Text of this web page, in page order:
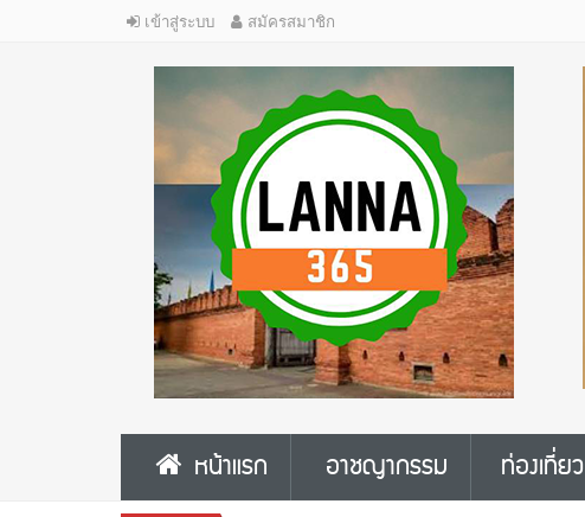
เข้าสู่ระบบ สมัครสมาชิก
หน้าแรก อาชญากรรม ท่องเที่ยว